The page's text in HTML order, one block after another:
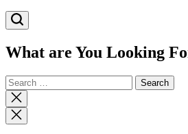
What are You Looking
Search
for:
Close
search